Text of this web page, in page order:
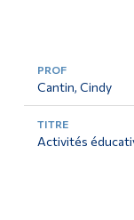
Cantin, Cindy
Activités